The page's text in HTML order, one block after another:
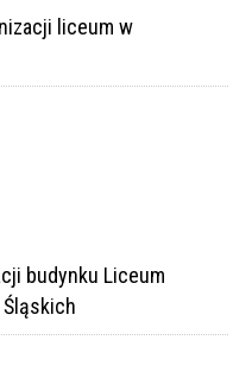
liceum w
budynku Liceum